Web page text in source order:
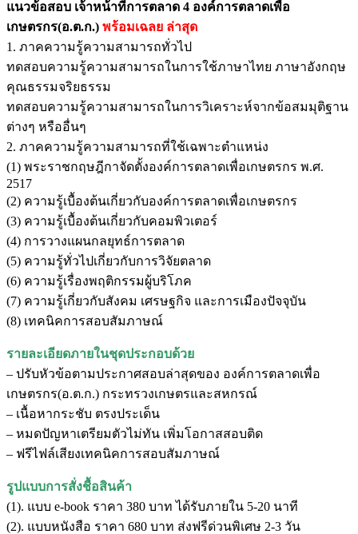
แนวข้อสอบ เจ้าหน้าที่การตลาด 4 องค์การตลาดเพื่อ
เกษตรกร(อ.ต.ก.) พร้อมเฉลย ล่าสุด
1. ภาคความรู้ความสามารถทั่วไป
ทดสอบความรู้ความสามารถในการใช้ภาษาไทย ภาษาอังกฤษ
คุณธรรมจริยธรรม
ทดสอบความรู้ความสามารถในการวิเคราะห์จากข้อสมมุติฐาน
ต่างๆ หรืออื่นๆ
2. ภาคความรู้ความสามารถที่ใช้เฉพาะตำแหน่ง
(1) พระราชกฤษฎีกาจัดตั้งองค์การตลาดเพื่อเกษตรกร พ.ศ.
2517
(2) ความรู้เบื้องต้นเกี่ยวกับองค์การตลาดเพื่อเกษตรกร
(3) ความรู้เบื้องต้นเกี่ยวกับคอมพิวเตอร์
(4) การวางแผนกลยุทธ์การตลาด
(5) ความรู้ทั่วไปเกี่ยวกับการวิจัยตลาด
(6) ความรู้เรื่องพฤติกรรมผู้บริโภค
(7) ความรู้เกี่ยวกับสังคม เศรษฐกิจ และการเมืองปัจจุบัน
(8) เทคนิคการสอบสัมภาษณ์
รายละเอียดภายในชุดประกอบด้วย
– ปรับหัวข้อตามประกาศสอบล่าสุดของ องค์การตลาดเพื่อ
เกษตรกร(อ.ต.ก.) กระทรวงเกษตรและสหกรณ์
– เนื้อหากระชับ ตรงประเด็น
– หมดปัญหาเตรียมตัวไม่ทัน เพิ่มโอกาสสอบติด
– ฟรีไฟล์เสียงเทคนิคการสอบสัมภาษณ์
รูปแบบการสั่งชื้อสินค้า
(1). แบบ e-book ราคา 380 บาท ได้รับภายใน 5-20 นาที
(2). แบบหนังสือ ราคา 680 บาท ส่งฟรีด่วนพิเศษ 2-3 วัน